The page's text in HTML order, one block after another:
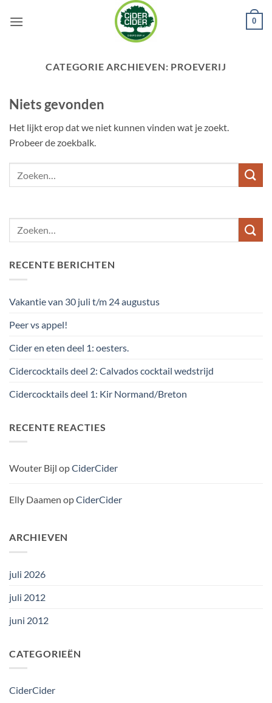
naar
0
CATEGORIE ARCHIEVEN: PROEVERIJ
Niets gevonden
Het lijkt erop dat we niet kunnen vinden wat je zoekt.
Probeer de zoekbalk.
RECENTE BERICHTEN
Vakantie van 30 juli t/m 24 augustus
Peer vs appel!
Cider en eten deel 1: oesters.
Cidercocktails deel 2: Calvados cocktail wedstrijd
Cidercocktails deel 1: Kir Normand/Breton
RECENTE REACTIES
Wouter Bijl opCiderCider
Elly Daamen opCiderCider
ARCHIEVEN
juli 2026
juli 2012
juni 2012
CATEGORIEËN
CiderCider